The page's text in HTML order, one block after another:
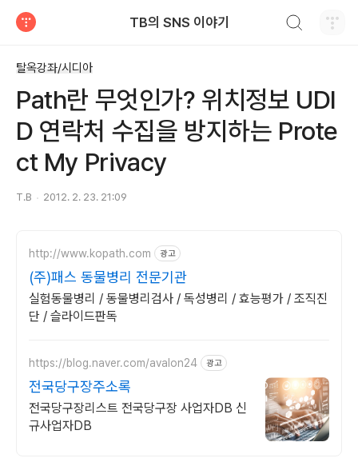
TB의 SNS 이야기
탈옥강좌/시디아
Path란 무엇인가? 위치정보 UDI
D 연락처 수집을 방지하는 Prote
ct My Privacy
T.B 2012. 2. 23. 21:09
http://www.kopath.com 광고
(주)패스 동물병리 전문기관
실험동물병리 / 동물병리검사 / 독성병리 / 효능평가 / 조직진
단 / 슬라이드판독
https://blog.naver.com/avalon24 광고
전국당구장주소록
전국당구장리스트 전국당구장 사업자DB 신
규사업자DB